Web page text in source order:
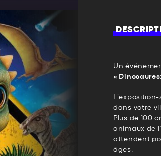
Un
«
dans votre
Plus de 100
animaux de
attendent
âges.